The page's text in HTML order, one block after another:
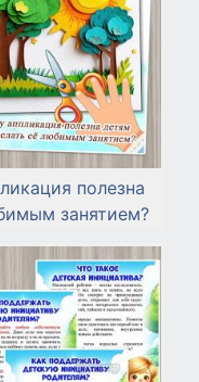
полезна
занятием?